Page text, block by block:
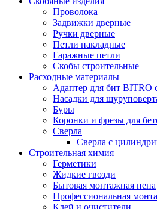
Проволока
Задвижки дверные
Ручки дверные
Петли накладные
Гаражные петли
Скобы строительные
Расходные материалы
Адаптер для бит BITRO
Насадки для
Буры
Коронки и фрезы для
Сверла
Сверла с
Строительная химия
Герметики
Жидкие гвозди
Бытовая монтажная пена
Профессиональная